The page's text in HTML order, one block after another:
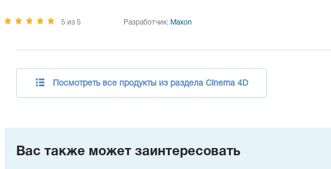
5 из 5 Разработчик: Maxon
Посмотреть все продукты из раздела Cinema 4D
Вас также может заинтересовать